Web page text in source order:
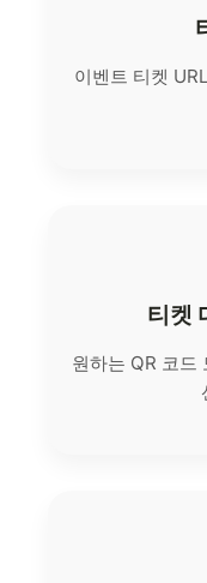
이벤트 티켓
티켓
원하는 QR 코드